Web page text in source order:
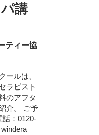
講
ティー協
ールは、
ラピスト
のアフタ
介。 ご予
：0120-